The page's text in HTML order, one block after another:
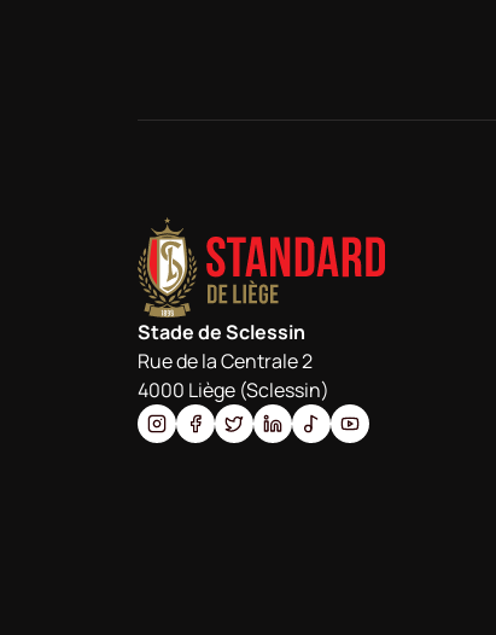
Stade de Sclessin
Rue de la Centrale 2
4000 Liège (Sclessin)